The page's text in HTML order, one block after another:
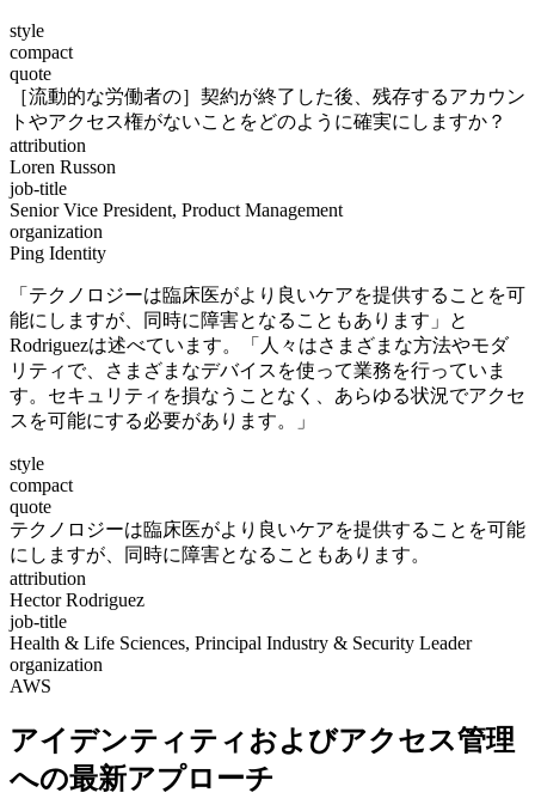
style
compact
quote
［流動的な労働者の］契約が終了した後、残存するアカウン
トやアクセス権がないことをどのように確実にしますか？
attribution
Loren Russon
job-title
Senior Vice President, Product Management
organization
Ping Identity
「テクノロジーは臨床医がより良いケアを提供することを可
能にしますが、同時に障害となることもあります」と
Rodriguezは述べています。「人々はさまざまな方法やモダ
リティで、さまざまなデバイスを使って業務を行っていま
す。セキュリティを損なうことなく、あらゆる状況でアクセ
スを可能にする必要があります。」
style
compact
quote
テクノロジーは臨床医がより良いケアを提供することを可能
にしますが、同時に障害となることもあります。
attribution
Hector Rodriguez
job-title
Health & Life Sciences, Principal Industry & Security Leader
organization
AWS
アイデンティティおよびアクセス管理
への最新アプローチ